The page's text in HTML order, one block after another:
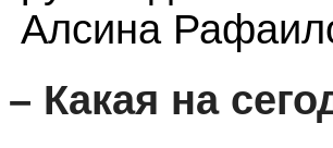
Алсина
– Какая на